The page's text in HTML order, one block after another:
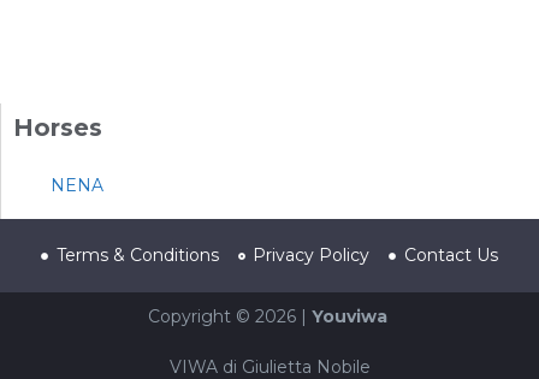
Horses
NENA
Terms & Conditions Privacy Policy Contact Us
Copyright © 2026 | Youviwa
VIWA di Giulietta Nobile